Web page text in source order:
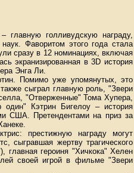
голливудскую награду,
Фаворитом этого года стала
сразу в 12 номинациях, включая
экранизированная в 3D история
Энга Ли.
Помимо уже упомянутых, это
сыграл главную роль, "Звери
"Отверженные" Тома Хупера,
Кэтрин Бигелоу – история
США. Претендентами на приз за
престижную награду могут
сыгравшая жертву трагического
героиня "Хичкока" Хелен
своей игрой в фильме "Звери